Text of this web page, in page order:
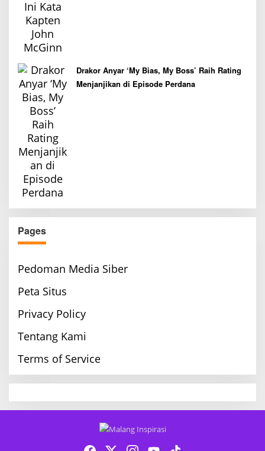
Drakor Anyar ‘My Bias, My Boss’ Raih Rating
Menjanjikan di Episode Perdana
Pages
Pedoman Media Siber
Peta Situs
Privacy Policy
Tentang Kami
Terms of Service